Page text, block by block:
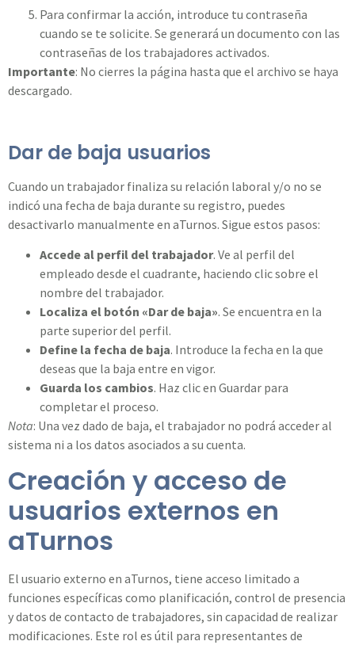
Para confirmar la acción, introduce tu contraseña
cuando se te solicite. Se generará un documento con las
contraseñas de los trabajadores activados.
Importante: No cierres la página hasta que el archivo se haya
descargado.
Dar de baja usuarios
Cuando un trabajador finaliza su relación laboral y/o no se
indicó una fecha de baja durante su registro, puedes
desactivarlo manualmente en aTurnos. Sigue estos pasos:
Accede al perfil del trabajador. Ve al perfil del
empleado desde el cuadrante, haciendo clic sobre el
nombre del trabajador.
Localiza el botón «Dar de baja». Se encuentra en la
parte superior del perfil.
Define la fecha de baja. Introduce la fecha en la que
deseas que la baja entre en vigor.
Guarda los cambios. Haz clic en Guardar para
completar el proceso.
Nota: Una vez dado de baja, el trabajador no podrá acceder al
sistema ni a los datos asociados a su cuenta.
Creación y acceso de
usuarios externos en
aTurnos
El usuario externo en aTurnos, tiene acceso limitado a
funciones específicas como planificación, control de presencia
y datos de contacto de trabajadores, sin capacidad de realizar
modificaciones. Este rol es útil para representantes de